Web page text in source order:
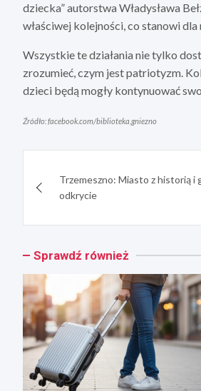
dziecka” autorstwa Władysława
właściwej kolejności, co stanowi
Wszystkie te działania nie tylko
zrozumieć, czym jest patriotyzm.
dzieci będą mogły kontynuować
Źródło: facebook.com/biblioteka.gniezno
wpisuTrzemeszno: Miasto z historią i
odkrycie
Sprawdź również